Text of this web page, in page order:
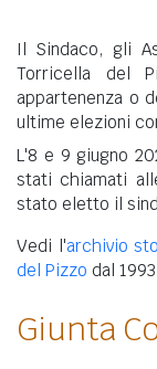
Il Sindaco, gli
Torricella del
appartenenza o
ultime elezioni
L'8 e 9 giugno
stati chiamati
stato eletto il
Vedi l'archivio
del Pizzo dal
Giunta